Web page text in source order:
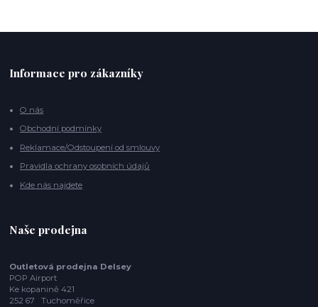
Informace pro zákazníky
O nás
Obchodní podmínky
Reklamace/Odstoupení od smlouvy
Pravidla ochrany osobních údajů
Kde nás najdete
Naše prodejna
Outletová prodejna Delsey
POP Airport
Ke kopanině 421
252 67 Tuchoměřice